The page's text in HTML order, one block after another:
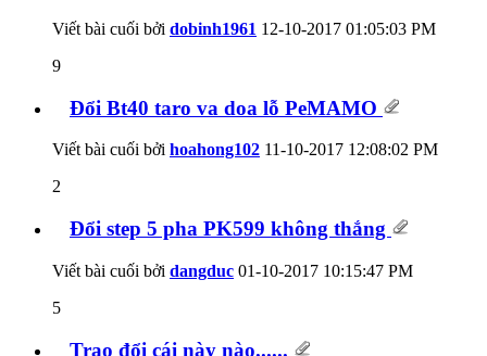
Viết bài cuối bởi dobinh1961 12-10-2017 01:05:03 PM
9
Đổi Bt40 taro va doa lỗ PeMAMO
Viết bài cuối bởi hoahong102 11-10-2017 12:08:02 PM
2
Đổi step 5 pha PK599 không thắng
Viết bài cuối bởi dangduc 01-10-2017 10:15:47 PM
5
Trao đổi cái này nào......